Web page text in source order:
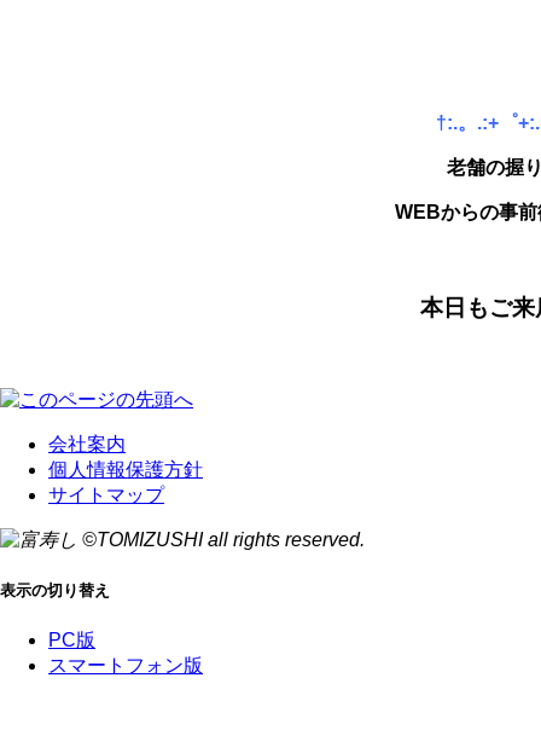
†:.。.:+゜
老舗の握
WEBからの事
本日もご
会社案内
個人情報保護方針
サイトマップ
表示の切り替え
PC版
スマートフォン版